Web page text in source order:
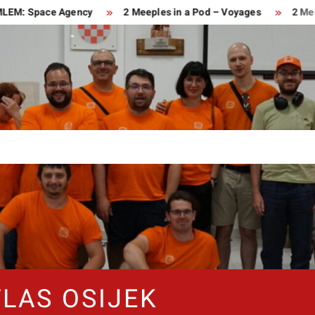
Agency 2 Meeples in a Pod – Voyages 2 Meeples in a
OSIJEK